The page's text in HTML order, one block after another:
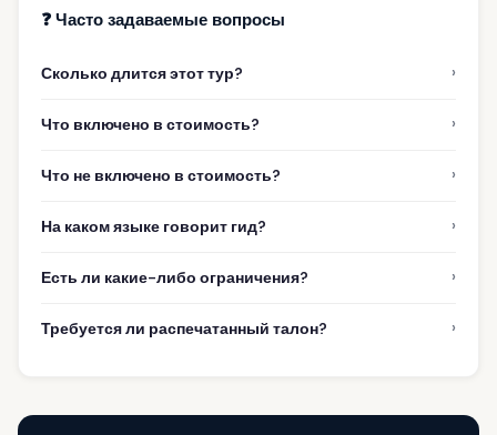
❓ Часто задаваемые вопросы
Сколько длится этот тур? ›
Что включено в стоимость? ›
Что не включено в стоимость? ›
На каком языке говорит гид? ›
Есть ли какие-либо ограничения? ›
Требуется ли распечатанный талон? ›